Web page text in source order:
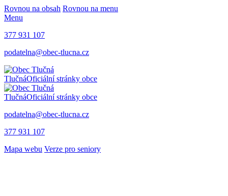
Rovnou na obsah Rovnou na menu
Menu
377 931 107
podatelna@obec-tlucna.cz
TlučnáOficiální stránky obce
TlučnáOficiální stránky obce
podatelna@obec-tlucna.cz
377 931 107
Mapa webu Verze pro seniory